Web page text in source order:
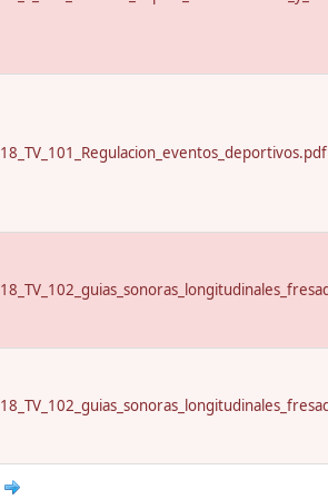
18_TV_101_Regulacion_eventos_deportivos.pdf